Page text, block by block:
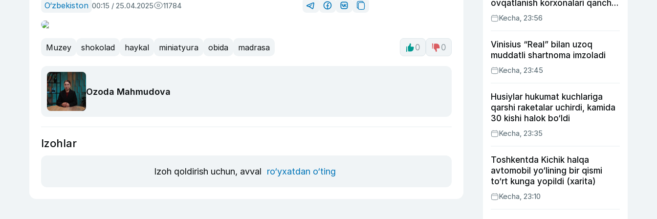
O‘zbekiston 00:15 / 25.04.2025 11784
Muzey shokolad haykal miniatyura obida madrasa 0 0
Ozoda Mahmudova
Izohlar
Izoh qoldirish uchun, avval ro‘yxatdan o‘ting
ovqatlanish korxonalari qancha
soliq toʻlagani ochiqlandi
Kecha, 23:56
Vinisius “Real” bilan uzoq
muddatli shartnoma imzoladi
Kecha, 23:45
Husiylar hukumat kuchlariga
qarshi raketalar uchirdi, kamida
30 kishi halok bo‘ldi
Kecha, 23:35
Toshkentda Kichik halqa
avtomobil yo‘lining bir qismi
to‘rt kunga yopildi (xarita)
Kecha, 23:10